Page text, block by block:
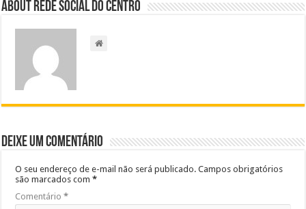
About Rede Social do Centro
Deixe um comentário
O seu endereço de e-mail não será publicado. Campos obrigatórios
são marcados com*
Comentário*